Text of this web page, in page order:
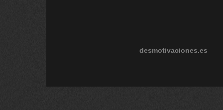
desmotivaciones.es